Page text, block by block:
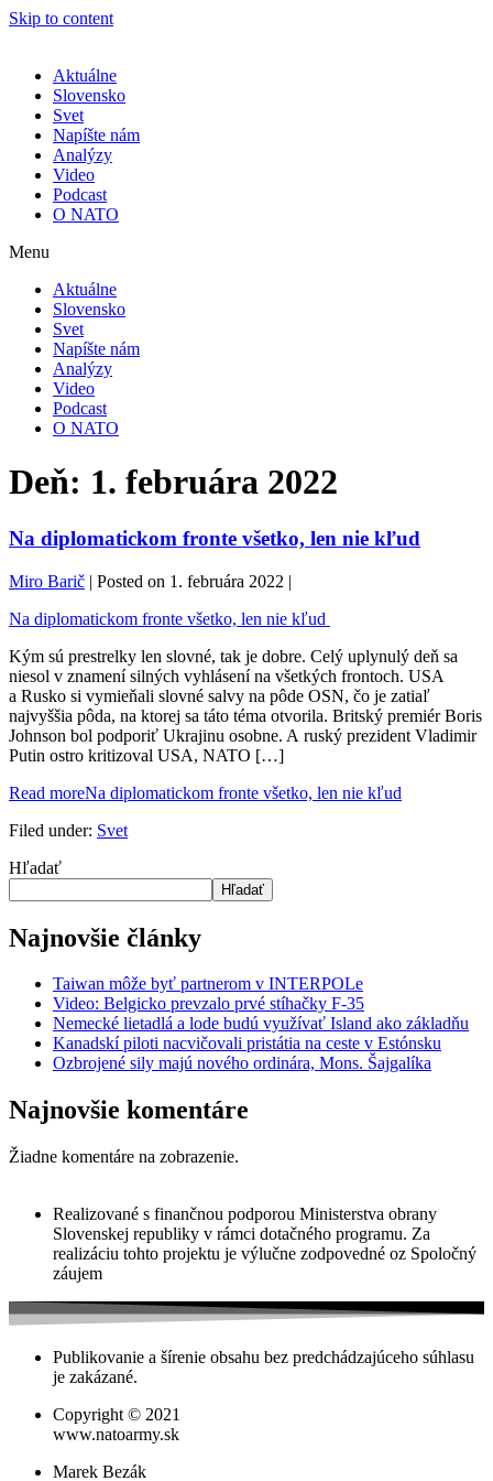
Skip to content
Aktuálne
Slovensko
Svet
Napíšte nám
Analýzy
Video
Podcast
O NATO
Menu
Aktuálne
Slovensko
Svet
Napíšte nám
Analýzy
Video
Podcast
O NATO
Deň: 1. februára 2022
Na diplomatickom fronte všetko, len nie kľud
Miro Barič | Posted on 1. februára 2022 |
Na diplomatickom fronte všetko, len nie kľud
Kým sú prestrelky len slovné, tak je dobre. Celý uplynulý deň sa
niesol v znamení silných vyhlásení na všetkých frontoch. USA
a Rusko si vymieňali slovné salvy na pôde OSN, čo je zatiaľ
najvyššia pôda, na ktorej sa táto téma otvorila. Britský premiér Boris
Johnson bol podporiť Ukrajinu osobne. A ruský prezident Vladimir
Putin ostro kritizoval USA, NATO […]
Read moreNa diplomatickom fronte všetko, len nie kľud
Filed under: Svet
Hľadať
Hľadať
Najnovšie články
Taiwan môže byť partnerom v INTERPOLe
Video: Belgicko prevzalo prvé stíhačky F-35
Nemecké lietadlá a lode budú využívať Island ako základňu
Kanadskí piloti nacvičovali pristátia na ceste v Estónsku
Ozbrojené sily majú nového ordinára, Mons. Šajgalíka
Najnovšie komentáre
Žiadne komentáre na zobrazenie.
Realizované s finančnou podporou Ministerstva obrany
Slovenskej republiky v rámci dotačného programu. Za
realizáciu tohto projektu je výlučne zodpovedné oz Spoločný
záujem
Publikovanie a šírenie obsahu bez predchádzajúceho súhlasu
je zakázané.
Copyright © 2021
www.natoarmy.sk
Marek Bezák